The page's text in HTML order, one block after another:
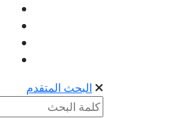
البحث المتقدم